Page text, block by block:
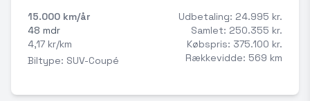
15.000 km/år
48 mdr
4,17 kr/km
Biltype: SUV-Coupé
Udbetaling: 24.995 kr.
Samlet: 250.355 kr.
Købspris: 375.100 kr.
Rækkevidde: 569 km